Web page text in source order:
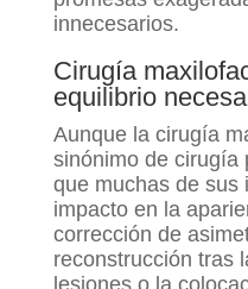
innecesarios.
Cirugía
equilibrio
Aunque la cirugía
sinónimo de cirugía
que muchas de sus
impacto en la
corrección de
reconstrucción tras